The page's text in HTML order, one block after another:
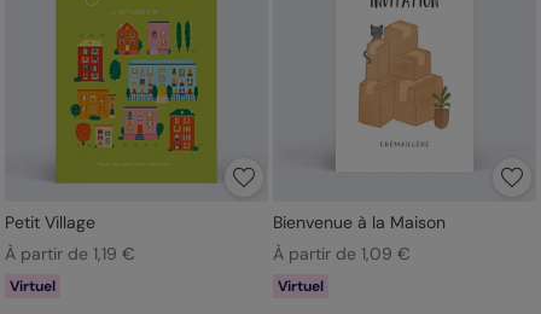
Petit Village
À partir de 1,19 €
Virtuel
Bienvenue à la Maison
À partir de 1,09 €
Virtuel